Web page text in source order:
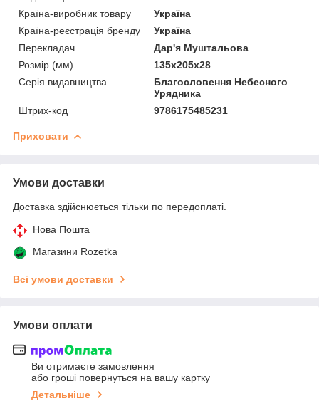
Країна-виробник товару
Україна
Країна-реєстрація бренду
Україна
Перекладач
Дар'я Муштальова
Розмір (мм)
135х205х28
Серія видавництва
Благословення Небесного
Урядника
Штрих-код
9786175485231
Приховати
Умови доставки
Доставка здійснюється тільки по передоплаті.
Нова Пошта
Магазини Rozetka
Всі умови доставки
Умови оплати
Ви отримаєте замовлення
або гроші повернуться на вашу картку
Детальніше